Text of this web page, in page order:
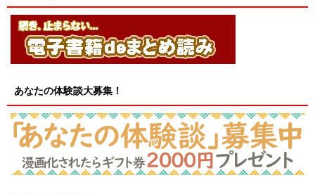
あなたの体験談大募集！